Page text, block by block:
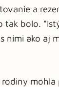
a
tak bolo.
nimi ako aj